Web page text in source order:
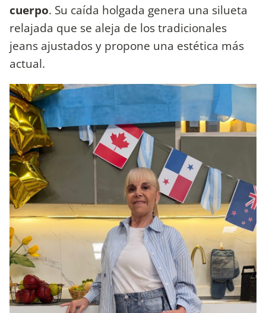
cuerpo. Su caída holgada genera una silueta
relajada que se aleja de los tradicionales
jeans ajustados y propone una estética más
actual.